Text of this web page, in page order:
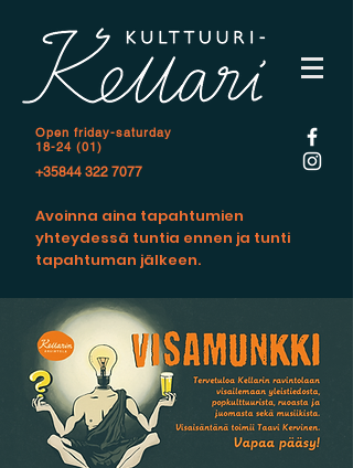
Open friday-saturday
18-24 (01)
+35844 322 7077
Avoinna aina tapahtumien
yhteydessä tuntia ennen ja tunti
tapahtuman jälkeen.